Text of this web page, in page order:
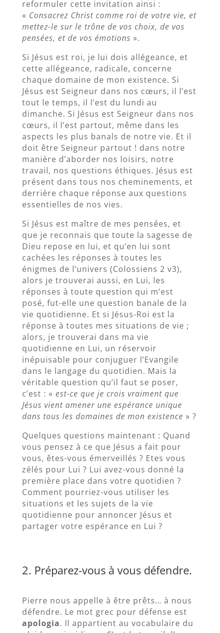
reformuler cette invitation ainsi :
« Consacrez Christ comme roi de votre vie, et
mettez-le sur le trône de vos choix, de vos
pensées, et de vos émotions ».
Si Jésus est roi, je lui dois allégeance, et
cette allégeance, radicale, concerne
chaque domaine de mon existence. Si
Jésus est Seigneur dans nos cœurs, il l’est
tout le temps, il l’est du lundi au
dimanche. Si Jésus est Seigneur dans nos
cœurs, il l’est partout, même dans les
aspects les plus banals de notre vie. Et il
doit être Seigneur partout ! dans notre
manière d’aborder nos loisirs, notre
travail, nos questions éthiques. Jésus est
présent dans tous nos cheminements, et
derrière chaque réponse aux questions
essentielles de nos vies.
Si Jésus est maître de mes pensées, et
que je reconnais que toute la sagesse de
Dieu repose en lui, et qu’en lui sont
cachées les réponses à toutes les
énigmes de l’univers (Colossiens 2 v3),
alors je trouverai aussi, en Lui, les
réponses à toute question qui m’est
posé, fut-elle une question banale de la
vie quotidienne. Et si Jésus-Roi est la
réponse à toutes mes situations de vie ;
alors, je trouverai dans ma vie
quotidienne en Lui, un réservoir
inépuisable pour conjuguer l’Evangile
dans le langage du quotidien. Mais la
véritable question qu’il faut se poser,
c’est : « est-ce que je crois vraiment que
Jésus vient amener une espérance unique
dans tous les domaines de mon existence » ?
Quelques questions maintenant : Quand
vous pensez à ce que Jésus a fait pour
vous, êtes-vous émerveillés ? Etes vous
zélés pour Lui ? Lui avez-vous donné la
première place dans votre quotidien ?
Comment pourriez-vous utiliser les
situations et les sujets de la vie
quotidienne pour annoncer Jésus et
partager votre espérance en Lui ?
2. Préparez-vous à vous défendre.
Pierre nous appelle à être prêts… à nous
défendre. Le mot grec pour défense est
apologia. Il appartient au vocabulaire du